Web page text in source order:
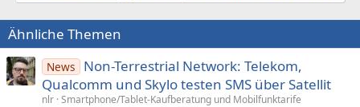
Ähnliche Themen
News
Non-Terrestrial Network: Telekom,
Qualcomm und Skylo testen SMS über Satellit
nlr Smartphone/Tablet-Kaufberatung und Mobilfunktarife